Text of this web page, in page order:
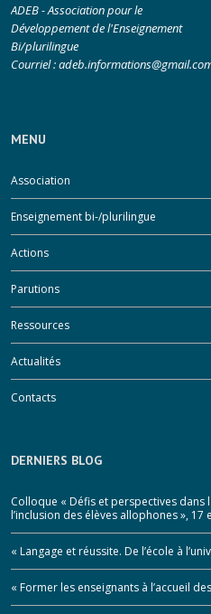
ADEB - Association pour le
Développement de l'Enseignement
Bi/plurilingue
Courriel :
MENU
Association
Enseignement bi-/plurilingue
Actions
Parutions
Ressources
Actualités
Contacts
DERNIERS BLOG
Colloque « Défis et perspectives dans
l’inclusion des élèves allophones », 17
« Langage et réussite. De l’école à
« Former les enseignants à l’accueil